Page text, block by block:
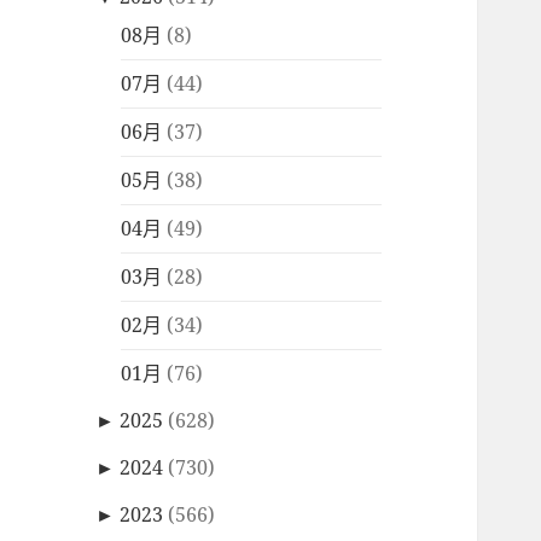
08月 (8)
07月 (44)
06月 (37)
05月 (38)
04月 (49)
03月 (28)
02月 (34)
01月 (76)
► 2025 (628)
► 2024 (730)
► 2023 (566)